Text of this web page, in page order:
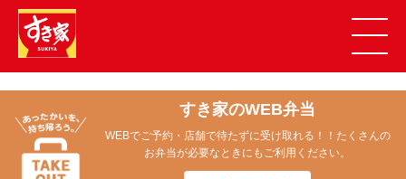
すき家のWEB弁当
WEBでご予約・店舗で待たずに受け取れる！！たくさんの
お弁当が必要なときにもご利用ください。